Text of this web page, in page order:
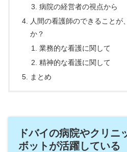
病院の経営者の視点から
人間の看護師のできることが
か？
業務的な看護に関して
精神的な看護に関して
まとめ
ドバイの病院やクリニ
ボットが活躍している